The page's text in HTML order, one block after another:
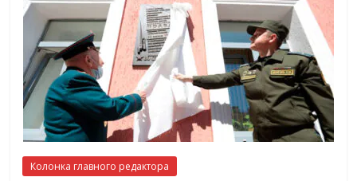
Колонка главного редактора